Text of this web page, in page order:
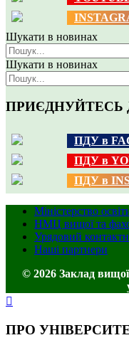
Шукати в новинах
Шукати в новинах
ПРИЄДНУЙТЕСЬ
ПДУ в
ПДУ в
ПДУ в
Міністерство
НМЦ вищої та
Урядовий
Наші партнери
© 2026 Заклад
ПРО